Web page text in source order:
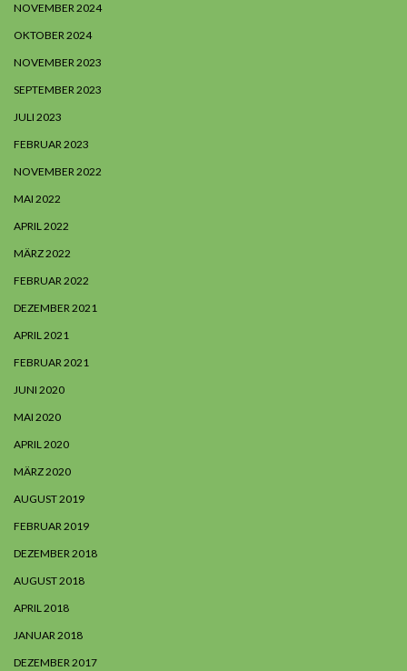
NOVEMBER 2024
OKTOBER 2024
NOVEMBER 2023
SEPTEMBER 2023
JULI 2023
FEBRUAR 2023
NOVEMBER 2022
MAI 2022
APRIL 2022
MÄRZ 2022
FEBRUAR 2022
DEZEMBER 2021
APRIL 2021
FEBRUAR 2021
JUNI 2020
MAI 2020
APRIL 2020
MÄRZ 2020
AUGUST 2019
FEBRUAR 2019
DEZEMBER 2018
AUGUST 2018
APRIL 2018
JANUAR 2018
DEZEMBER 2017